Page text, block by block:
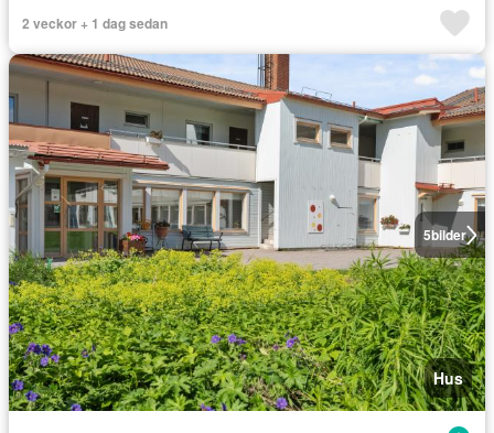
2 veckor + 1 dag sedan
5bilder
Hus